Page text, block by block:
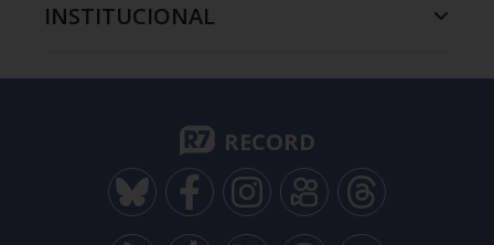
INSTITUCIONAL
RECORD